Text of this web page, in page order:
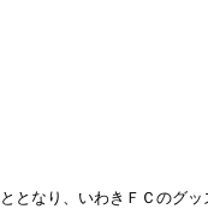
となり、いわきＦＣのグ